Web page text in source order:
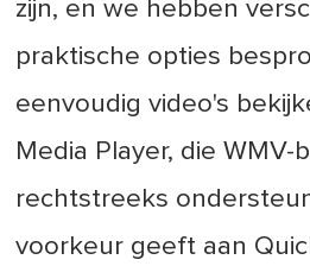
zijn, en we hebben
praktische opties
eenvoudig video's
Media Player, die WMV-
rechtstreeks
voorkeur geeft aan